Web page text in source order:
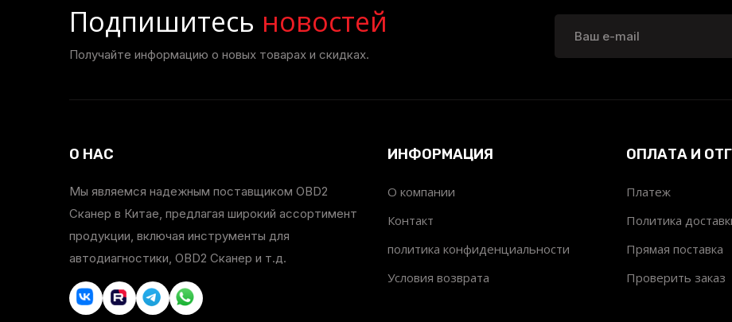
Подпишитесь новостей
Получайте информацию о новых товарах и скидках.
О НАС
Мы являемся надежным поставщиком OBD2
Сканер в Китае, предлагая широкий ассортимент
продукции, включая инструменты для
автодиагностики, OBD2 Сканер и т.д.
ИНФОРМАЦИЯ
О компании
Контакт
политика конфиденциальности
Условия возврата
ОПЛАТА И
Платеж
Политика
Прямая поставка
Проверить заказ